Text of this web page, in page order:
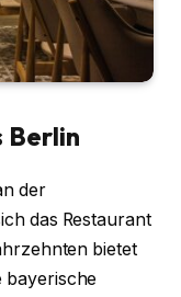
Berlin
der
das Restaurant
bietet
bayerische